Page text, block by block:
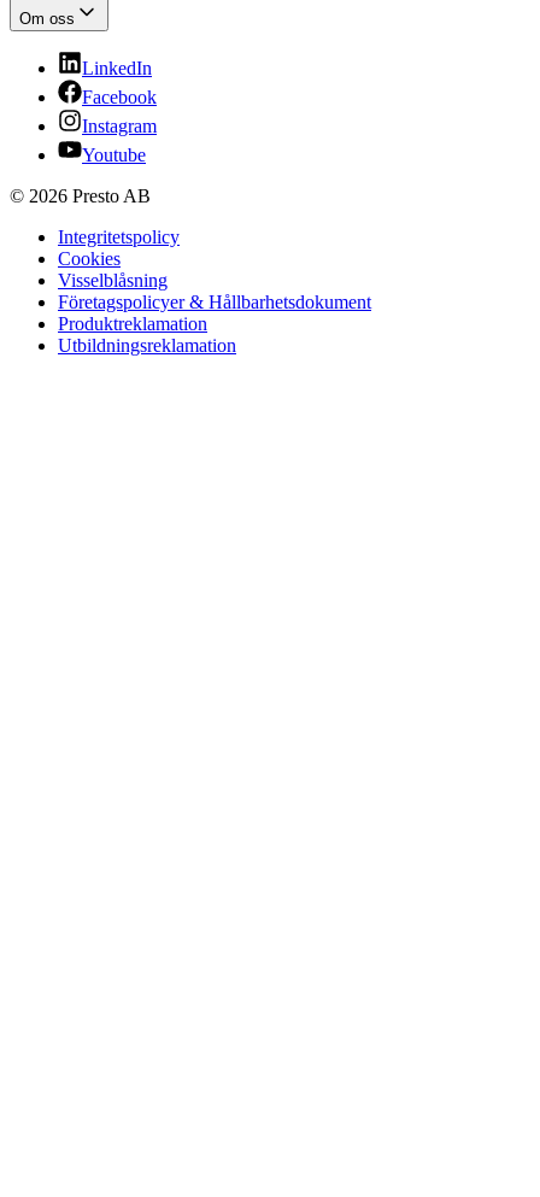
Om oss
LinkedIn
Facebook
Instagram
Youtube
© 2026 Presto AB
Integritetspolicy
Cookies
Visselblåsning
Företagspolicyer & Hållbarhetsdokument
Produktreklamation
Utbildningsreklamation